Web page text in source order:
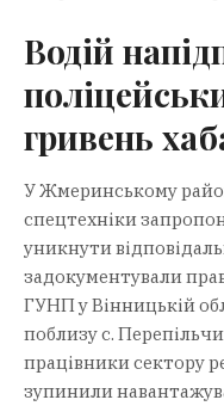
Водій
гривень
У Жмеринському
спецтехніки
уникнути
задокументували
ГУНП у Вінницькій
поблизу с.
працівники сектору
зупинили